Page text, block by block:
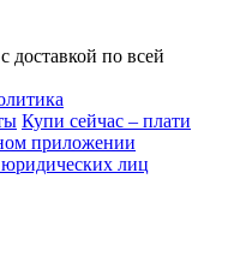
доставкой по всей
Купи сейчас – плати
приложении
лиц